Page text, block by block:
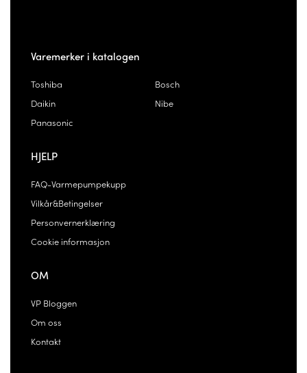
Varemerker i katalogen
Toshiba
Bosch
Daikin
Nibe
Panasonic
HJELP
FAQ-Varmepumpekupp
Vilkår&Betingelser
Personvernerklæring
Cookie informasjon
OM
VP Bloggen
Om oss
Kontakt